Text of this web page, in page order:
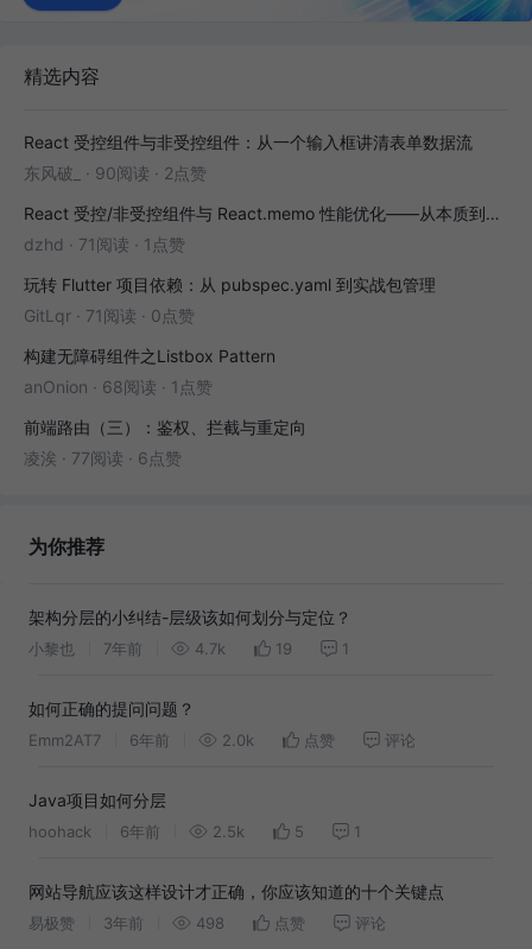
精选内容
React 受控组件与非受控组件：从一个输入框讲清表单数据流
东风破_
· 90阅读 · 2点赞
React 受控/非受控组件与 React.memo 性能优化——从本质到实战
dzhd · 71阅读 · 1点赞
玩转 Flutter 项目依赖：从 pubspec.yaml 到实战包管理
GitLqr · 71阅读 · 0点赞
构建无障碍组件之Listbox Pattern
anOnion · 68阅读 · 1点赞
前端路由（三）：鉴权、拦截与重定向
凌涘 · 77阅读 · 6点赞
为你推荐
架构分层的小纠结-层级该如何划分与定位？
小黎也 7年前 4.7k 19 1
如何正确的提问问题？
Emm2AT7 6年前 2.0k 点赞 评论
Java项目如何分层
hoohack 6年前 2.5k 5 1
网站导航应该这样设计才正确，你应该知道的十个关键点
易极赞 3年前 498 点赞 评论